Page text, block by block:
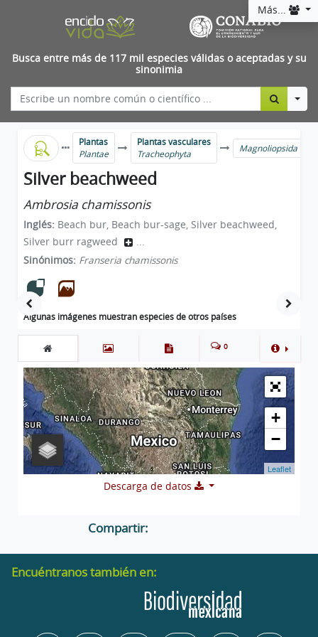
Más...
Busca entre más de 117 mil especies válidas o aceptadas y su
sinonimia
Plantas
Plantae
Plantas vasculares
Tracheophyta
Magnoliopsida
Silver beachweed
Ambrosia chamissonis
Inglés: Beach bur, Beach bur-sage, Silver beachweed,
Silver burr ragweed
...
Sinónimos: Franseria chamissonis
Algunas imágenes muestran especies de otros países
0
+
−
Leaflet
Descarga de datos
Compartir:
Encuéntranos también en: